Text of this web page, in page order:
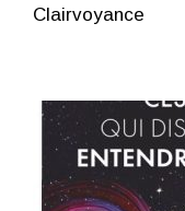
Clairvoyance